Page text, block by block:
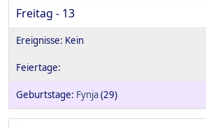
Freitag - 13
Fynja(29)